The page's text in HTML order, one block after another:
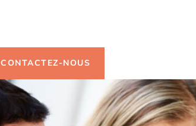
CONTACTEZ-NOUS